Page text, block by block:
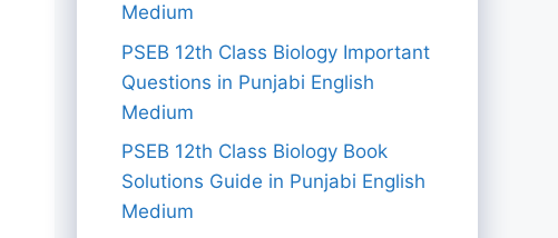
Medium
PSEB 12th Class Biology Important
Questions in Punjabi English
Medium
PSEB 12th Class Biology Book
Solutions Guide in Punjabi English
Medium